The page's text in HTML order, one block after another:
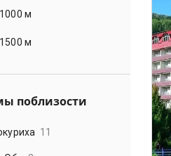
м
м
поблизости
11